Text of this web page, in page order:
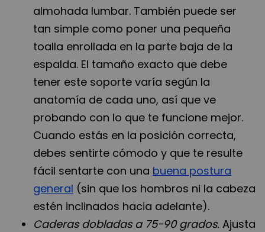
almohada lumbar. También puede ser
tan simple como poner una pequeña
toalla enrollada en la parte baja de la
espalda. El tamaño exacto que debe
tener este soporte varía según la
anatomía de cada uno, así que ve
probando con lo que te funcione mejor.
Cuando estás en la posición correcta,
debes sentirte cómodo y que te resulte
fácil sentarte con una buena postura
general (sin que los hombros ni la cabeza
estén inclinados hacia adelante).
Caderas dobladas a 75-90 grados. Ajusta